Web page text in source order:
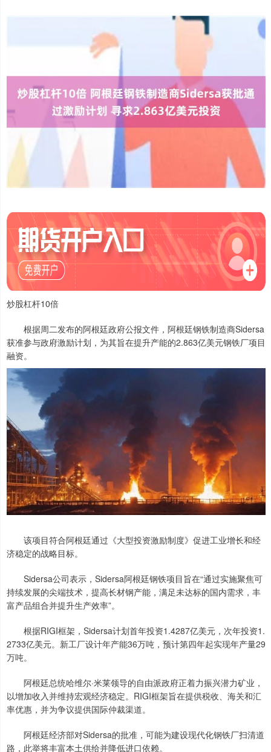
炒股杠杆10倍
根据周二发布的阿根廷政府公报文件，阿根廷钢铁制造商Sidersa
获准参与政府激励计划，为其旨在提升产能的2.863亿美元钢铁厂项目
融资。
该项目符合阿根廷通过《大型投资激励制度》促进工业增长和经
济稳定的战略目标。
Sidersa公司表示，Sidersa阿根廷钢铁项目旨在“通过实施聚焦可
持续发展的尖端技术，提高长材钢产能，满足未达标的国内需求，丰
富产品组合并提升生产效率”。
根据RIGI框架，Sidersa计划首年投资1.4287亿美元，次年投资1.
2733亿美元。新工厂设计年产能36万吨，预计第四年起实现年产量29
万吨。
阿根廷总统哈维尔·米莱领导的自由派政府正着力振兴潜力矿业，
以增加收入并维持宏观经济稳定。RIGI框架旨在提供税收、海关和汇
率优惠，并为争议提供国际仲裁渠道。
阿根廷经济部对Sidersa的批准，可能为建设现代化钢铁厂扫清道
路，此举将丰富本土供给并降低进口依赖。